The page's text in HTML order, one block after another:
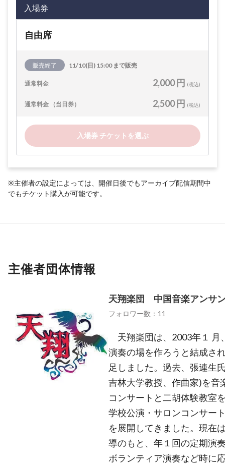
入場券
自由席
販売終了 11/10(日) 15:00 まで販売
通常料金 2,000 円 (税込)
通常料金 （当日券） 2,500 円 (税込)
入場券 チケットを選ぶ
※主催者の設定によっては、開催日後でもアーカイブ配信期間中
でもチケット購入が可能です。
主催者団体情報
天翔楽団 中国音楽アンサ
フォロワー数：11
天翔楽団は、2003年１ 月
演奏の場を作ろうと結成さ
足しました。過去、張連生
吉林大学教授、作曲家)を音
コンサートと二胡体験教室
学校公演・サロンコンサー
を展開してきました。現在
導のもと、年１回の定期演
ボランティア演奏など時